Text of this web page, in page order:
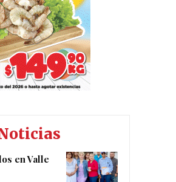
en Valle